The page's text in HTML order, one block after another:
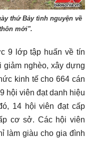
thứ Bảy tình nguyện về
mới".
9 lớp tập huấn về tín
giảm nghèo, xây dựng
kinh tế cho 664 cán
hội viên đạt danh hiệu
14 hội viên đạt cấp
cơ sở. Các hội viên
làm giàu cho gia đình